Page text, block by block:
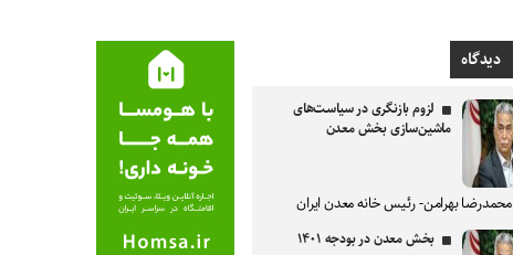
دیدگاه
لزوم بازنگری در سیاست‌های
ماشین‌سازی بخش معدن
محمدرضا بهرامن- رئیس خانه معدن ایران
بخش معدن در بودجه ۱۴۰۱